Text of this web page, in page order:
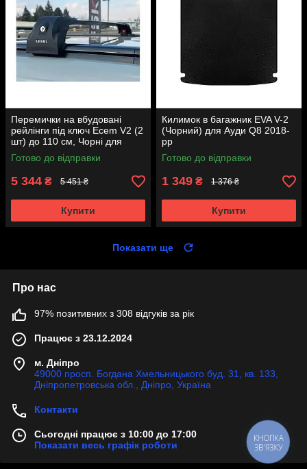
Перемички на вбудовані
рейлінги під ключ Ecem V2 (2
шт) до 110 см, Чорні для
Ауди Q8 2018- рр
Готово до відправки
5 344 ₴ 5 451 ₴
Купити
Килимок в багажник EVA V-2
(Чорний) для Ауди Q8 2018-
рр
Готово до відправки
1 349 ₴ 1 376 ₴
Купити
Показати ще
Про нас
97% позитивних з 308 відгуків за рік
Працює з 23.12.2024
м. Дніпро
49000 просп. Богдана Хмельницького буд. 31, кв. 133,
Дніпропетровська обл., Дніпро, Україна
Контакти
Сьогодні працює з 10:00 до 17:00
Показати весь графік роботи
КНОПКА
ЗВ'ЯЗКУ